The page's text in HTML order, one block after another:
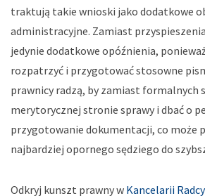
traktują takie wnioski jako dodatkowe
administracyjne. Zamiast
jedynie dodatkowe opóźnienia,
rozpatrzyć i przygotować stosowne
prawnicy radzą, by zamiast formalnych
merytorycznej stronie sprawy i dbać o
przygotowanie dokumentacji, co może
najbardziej opornego sędziego do
Odkryj kunszt prawny w Kancelarii